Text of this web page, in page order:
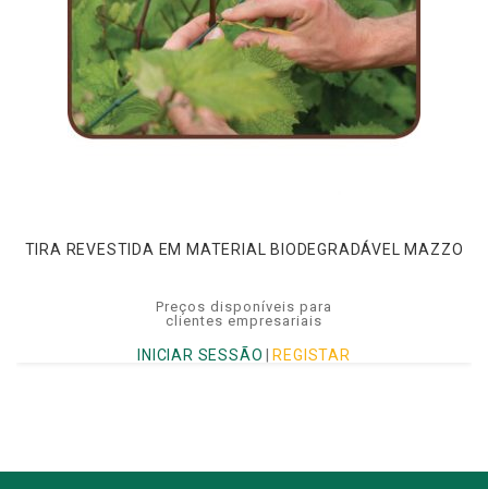
TIRA REVESTIDA EM MATERIAL BIODEGRADÁVEL MAZZO
Preços disponíveis para
clientes empresariais
INICIAR SESSÃO REGISTAR